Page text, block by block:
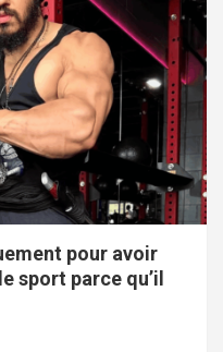
pour avoir
sport parce qu’il